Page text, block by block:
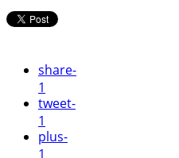
share-
1
tweet-
1
plus-
1